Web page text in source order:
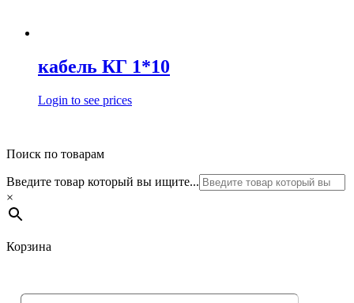
кабель КГ 1*10
Login to see prices
Поиск по товарам
Введите товар который вы ищите...
×
Корзина